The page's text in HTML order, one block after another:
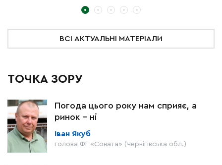
ВСІ АКТУАЛЬНІ МАТЕРІАЛИ
ТОЧКА ЗОРУ
Погода цього року нам сприяє, а
ринок – ні
Іван Якуб
голова ФГ «Соната» (Чернігівська обл.)